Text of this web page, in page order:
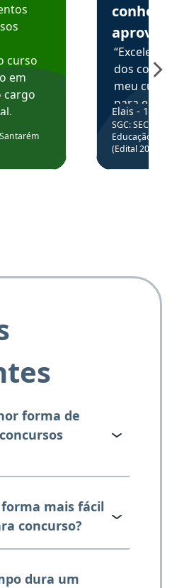
curso
em
cargo
na
aprova
dos
meu
para
colocar
através
de
Elais - 15/
SGC: SEC BA
Educação
(Edital
forma de
mais fácil
concurso?
dura um